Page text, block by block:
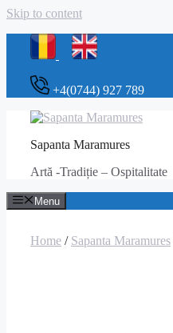
Skip to content
+4(0744) 927 789
Sapanta Maramures
Artă -Tradiție – Ospitalitate
Menu
Home / Sapanta Maramures